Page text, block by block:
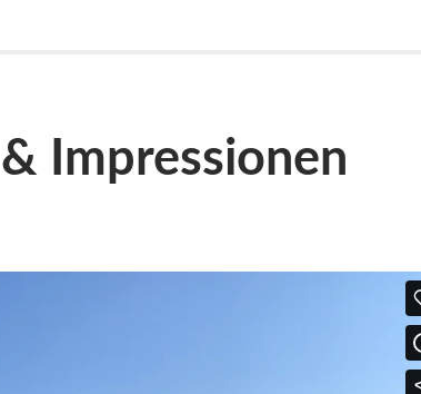
Impressionen